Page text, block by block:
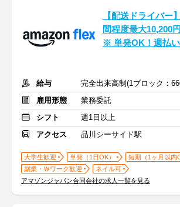
【配送ドライバー
間程度最大10,200
※ 単発OK！週払い
給与
完全出来高制(1ブロック：
雇用形態
業務委託
シフト
週1日以上
アクセス
品川シーサイド駅
大学生歓迎 単発（1日OK）
短期（1ヶ月以内
副業・Ｗワーク歓迎
ネイル可
アマゾンジャパン合同会社の求人一覧を見る